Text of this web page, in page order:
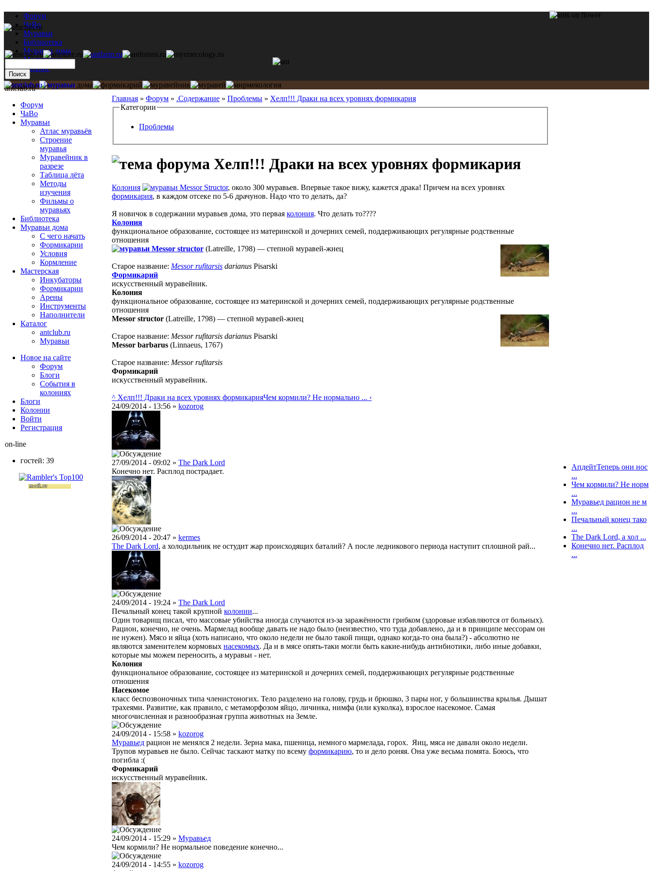
Форум
ЧаВо
Муравьи
Библиотека
Муравьи дома
Мастерская
Каталог
Главная » Форум » .Содержание » Проблемы » Хелп!!! Драки на всех уровнях формикария
Категории
Проблемы
Хелп!!! Драки на всех уровнях формикария
Колония Messor Structor, около 300 муравьев. Впервые такое вижу, кажется драка! Причем на всех уровнях
формикария, в каждом отсеке по 5-6 драчунов. Надо что то делать, да?
Я новичок в содержании муравьев дома, это первая колония. Что делать то????
Колония
функциональное образование, состоящее из материнской и дочерних семей, поддерживающих регулярные родственные
отношения
Messor structor (Latreille, 1798) — степной муравей-жнец
Старое название: Messor rufitarsis darianus Pisarski
Формикарий
искусственный муравейник.
Колония
функциональное образование, состоящее из материнской и дочерних семей, поддерживающих регулярные родственные
отношения
Messor structor (Latreille, 1798) — степной муравей-жнец
Старое название: Messor rufitarsis darianus Pisarski
Messor barbarus (Linnaeus, 1767)
Старое название: Messor rufitarsis
Формикарий
искусственный муравейник.
^ Хелп!!! Драки на всех уровнях формикарияЧем кормили? Не нормально ... ›
24/09/2014 - 13:56 » kozorog
27/09/2014 - 09:02 » The Dark Lord
Конечно нет. Расплод пострадает.
26/09/2014 - 20:47 » kermes
The Dark Lord, а холодильник не остудит жар происходящих баталий? А после ледникового периода наступит сплошной рай...
24/09/2014 - 19:24 » The Dark Lord
Печальный конец такой крупной колонии...
Один товарищ писал, что массовые убийства иногда случаются из-за заражённости грибком (здоровые избавляются от больных).
Рацион, конечно, не очень. Мармелад вообще давать не надо было (неизвестно, что туда добавлено, да и в принципе мессорам он
не нужен). Мясо и яйца (хоть написано, что около недели не было такой пищи, однако когда-то она была?) - абсолютно не
являются заменителем кормовых насекомых. Да и в мясе опять-таки могли быть какие-нибудь антибиотики, либо иные добавки,
которые мы можем переносить, а муравьи - нет.
Колония
функциональное образование, состоящее из материнской и дочерних семей, поддерживающих регулярные родственные
отношения
Насекомое
класс беспозвоночных типа членистоногих. Тело разделено на голову, грудь и брюшко, 3 пары ног, у большинства крылья. Дышат
трахеями. Развитие, как правило, с метаморфозом яйцо, личинка, нимфа (или куколка), взрослое насекомое. Самая
многочисленная и разнообразная группа животных на Земле.
24/09/2014 - 15:58 » kozorog
Муравьед рацион не менялся 2 недели. Зерна мака, пшеница, немного мармелада, горох. Яиц, мяса не давали около недели.
Трупов муравьев не было. Сейчас таскают матку по всему формикарию, то и дело роняя. Она уже весьма помята. Боюсь, что
погибла :(
Формикарий
искусственный муравейник.
24/09/2014 - 15:29 » Муравьед
Чем кормили? Не нормальное поведение конечно...
24/09/2014 - 14:55 » kozorog
antclub.ru
Форум
ЧаВо
Муравьи
Атлас муравьёв
Строение
муравья
Муравейник в
разрезе
Таблица лёта
Методы
изучения
Фильмы о
муравьях
Библиотека
Муравьи дома
С чего начать
Формикарии
Условия
Кормление
Мастерская
Инкубаторы
Формикарии
Арены
Инструменты
Наполнители
Каталог
antclub.ru
Муравьи
Новое на сайте
Форум
Блоги
События в
колониях
Блоги
Колонии
Войти
Peгиcтpaция
on-line
гостей: 39
АпдейтТеперь они нос
...
Чем кормили? Не норм
...
Муравьед рацион не м
...
Печальный конец тако
...
The Dark Lord, а хол ...
Конечно нет. Расплод
...